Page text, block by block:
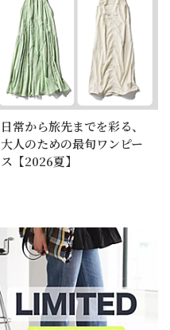
日常から旅先までを彩る、
大人のための最旬ワンピー
ス【2026夏】